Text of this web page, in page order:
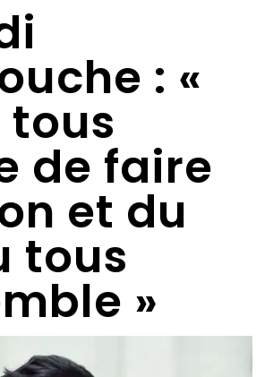
: «
tous
de faire
et du
tous
»